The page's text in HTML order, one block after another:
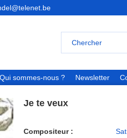
Qui sommes-nous ? Newsletter
Je te veux
Compositeur :